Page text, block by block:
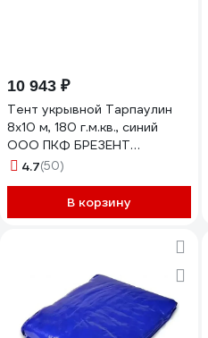
10 943 ₽
Тент укрывной Тарпаулин
8х10 м, 180 г.м.кв., синий
ООО ПКФ БРЕЗЕНТ
В81018020
4.7(50)
В корзину